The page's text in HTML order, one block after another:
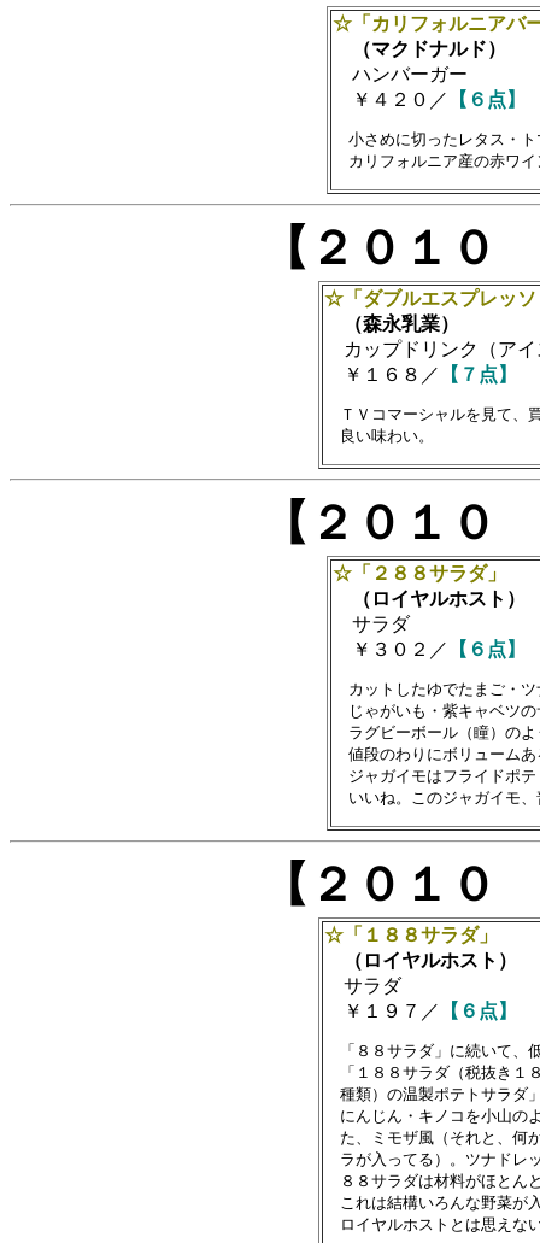
☆「カリフォルニアバ
（マクドナルド）
ハンバーガー
￥４２０／ 【６点】
小さめに切ったレタス・
【２０１
☆「ダブルエスプレッソ
（森永乳業）
カップドリンク（アイ
￥１６８／
【７点】
ＴＶコマーシャルを見て、
【２０１
☆「２８８サラダ」
（ロイヤルホスト）
サラダ
￥３０２／ 【６点】
カットしたゆでたまご・
じゃがいも・紫キャベツの
ラグビーボール（瞳）のよ
値段のわりにボリュームあ
ジャガイモはフライドポテ
【２０１
☆「１８８サラダ」
（ロイヤルホスト）
サラダ
￥１９７／
【６点】
「８８サラダ」に続いて、
「１８８サラダ（税抜き１
種類）の温製ポテトサラダ
にんじん・キノコを小山の
た、ミモザ風（それと、何
ラが入ってる）。ツナドレ
８８サラダは材料がほとん
これは結構いろんな野菜が